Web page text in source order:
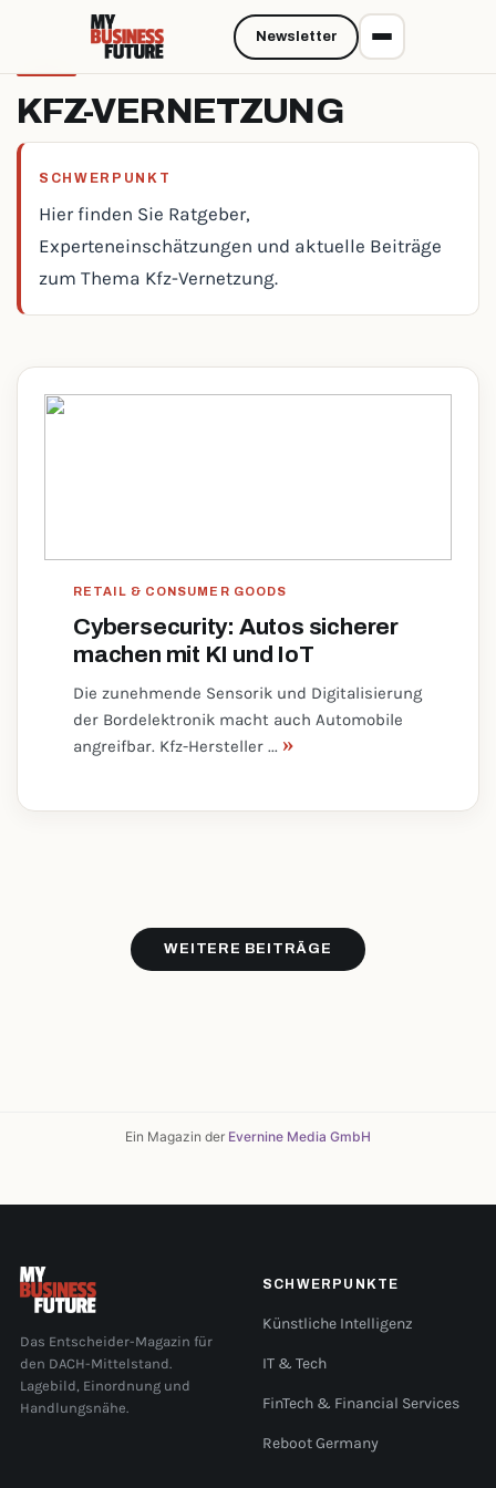
KFZ-VERNETZUNG
SCHWERPUNKT
Hier finden Sie Ratgeber,
Experteneinschätzungen und aktuelle Beiträge
zum Thema Kfz-Vernetzung.
RETAIL & CONSUMER GOODS
Cybersecurity: Autos sicherer
machen mit KI und IoT
Die zunehmende Sensorik und Digitalisierung
der Bordelektronik macht auch Automobile
angreifbar. Kfz-Hersteller ... »
WEITERE BEITRÄGE
Ein Magazin der Evernine Media GmbH
Newsletter
Das Entscheider-Magazin für
den DACH-Mittelstand.
Lagebild, Einordnung und
Handlungsnähe.
SCHWERPUNKTE
Künstliche Intelligenz
IT & Tech
FinTech & Financial Services
Reboot Germany